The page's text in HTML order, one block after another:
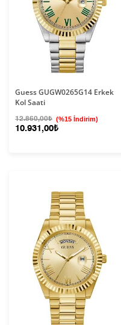
Guess GUGW0265G14 Erkek
Kol Saati
12.860,00₺ (%15 İndirim)
10.931,00₺